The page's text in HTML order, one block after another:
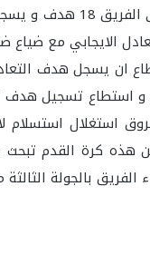
بالخسارة الثقيلة بنتيجة 1 : 6 ، شوط أول ينتهي
الذي سيطر فيه فريق بروق و
استغلال استسلام
هذه كرة القدم
الفريق بالجولة